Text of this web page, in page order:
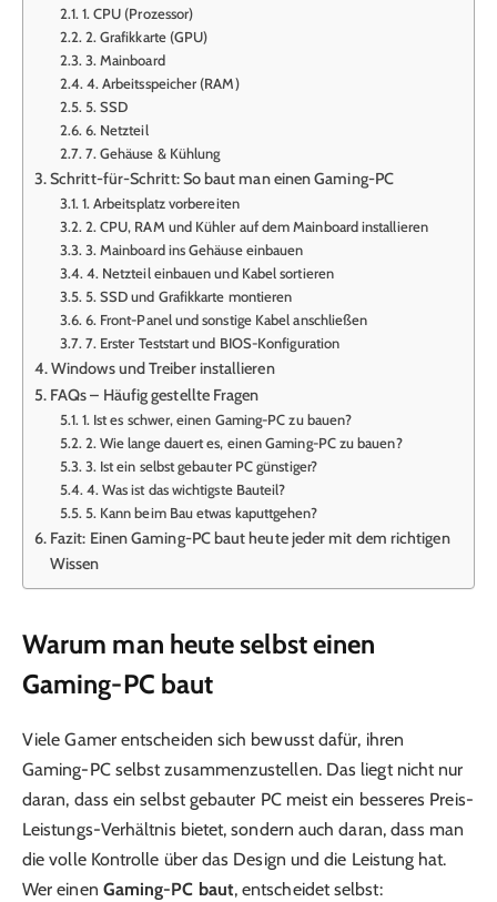
1. CPU (Prozessor)
2. Grafikkarte (GPU)
3. Mainboard
4. Arbeitsspeicher (RAM)
5. SSD
6. Netzteil
7. Gehäuse & Kühlung
Schritt-für-Schritt: So baut man einen Gaming-PC
1. Arbeitsplatz vorbereiten
2. CPU, RAM und Kühler auf dem Mainboard installieren
3. Mainboard ins Gehäuse einbauen
4. Netzteil einbauen und Kabel sortieren
5. SSD und Grafikkarte montieren
6. Front-Panel und sonstige Kabel anschließen
7. Erster Teststart und BIOS-Konfiguration
Windows und Treiber installieren
FAQs – Häufig gestellte Fragen
1. Ist es schwer, einen Gaming-PC zu bauen?
2. Wie lange dauert es, einen Gaming-PC zu bauen?
3. Ist ein selbst gebauter PC günstiger?
4. Was ist das wichtigste Bauteil?
5. Kann beim Bau etwas kaputtgehen?
Fazit: Einen Gaming-PC baut heute jeder mit dem richtigen
Wissen
Warum man heute selbst einen
Gaming-PC baut
Viele Gamer entscheiden sich bewusst dafür, ihren
Gaming-PC selbst zusammenzustellen. Das liegt nicht nur
daran, dass ein selbst gebauter PC meist ein besseres Preis-
Leistungs-Verhältnis bietet, sondern auch daran, dass man
die volle Kontrolle über das Design und die Leistung hat.
Wer einen Gaming-PC baut, entscheidet selbst: